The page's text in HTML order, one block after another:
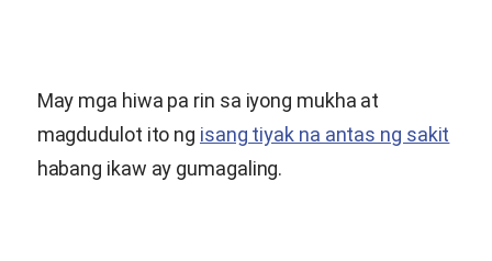
May mga hiwa pa rin sa iyong mukha at
magdudulot ito ng isang tiyak na antas ng sakit
habang ikaw ay gumagaling.